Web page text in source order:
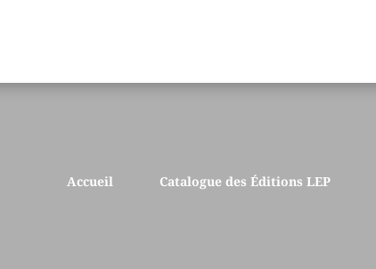
Accueil Catalogue des Éditions LEP